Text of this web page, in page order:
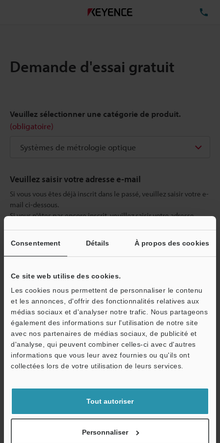
Consentement Détails À propos des cookies
Ce site web utilise des cookies.
Les cookies nous permettent de personnaliser le contenu
et les annonces, d'offrir des fonctionnalités relatives aux
médias sociaux et d'analyser notre trafic. Nous partageons
également des informations sur l'utilisation de notre site
avec nos partenaires de médias sociaux, de publicité et
d'analyse, qui peuvent combiner celles-ci avec d'autres
informations que vous leur avez fournies ou qu'ils ont
collectées lors de votre utilisation de leurs services.
Tout autoriser
Personnaliser
Demande d'essai gratuit
Veuillez sélectionner une catégorie de produit.
(obligatoire)
Veuillez saisir votre adresse e-mail
Si vous vous êtes déjà inscrit dans le passé, veuillez saisir votre e-
mail ci-dessous.
Si vous n'êtes pas encore inscrit, veuillez saisir votre adresse
Continuer
Nous garantissons une confidentialité totale : vos informations ne
seront jamais partagées.
Documents en libre accès